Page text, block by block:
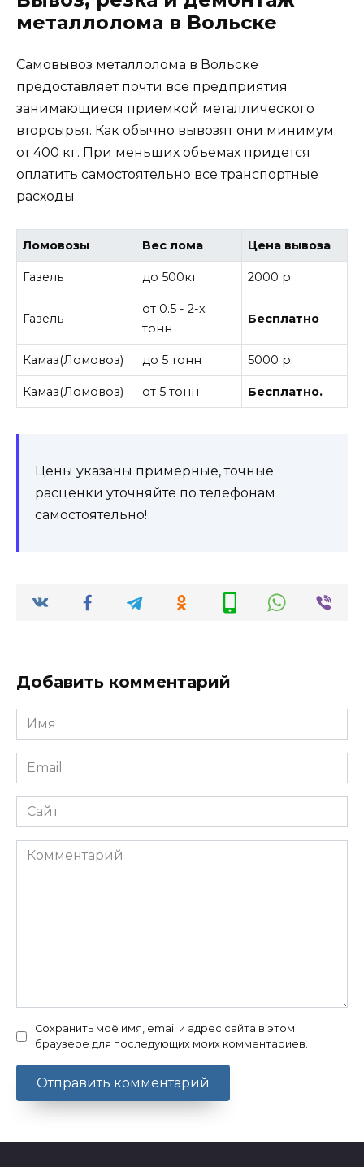
металлолома в Вольске
Самовывоз металлолома в Вольске
предоставляет почти все предприятия
занимающиеся приемкой металлического
вторсырья. Как обычно вывозят они минимум
от 400 кг. При меньших объемах придется
оплатить самостоятельно все транспортные
расходы.
Ломовозы Вес лома Цена вывоза
Газель до 500кг 2000 р.
Газель
от 0.5 - 2-х
тонн
Бесплатно
Камаз(Ломовоз) до 5 тонн 5000 р.
Камаз(Ломовоз) от 5 тонн Бесплатно.
Цены указаны примерные, точные
расценки уточняйте по телефонам
самостоятельно!
Добавить комментарий
Имя
*
Email
*
Сайт
Комментарий
Сохранить моё имя, email и адрес сайта в этом
браузере для последующих моих комментариев.